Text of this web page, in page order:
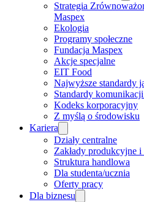
Strategia
Maspex
Ekologia
Programy społeczne
Fundacja Maspex
Akcje specjalne
EIT Food
Najwyższe standardy
Standardy
Kodeks korporacyjny
Z myślą o środowisku
Kariera
Działy centralne
Zakłady produkcyjne
Struktura handlowa
Dla studenta/ucznia
Oferty pracy
Dla biznesu